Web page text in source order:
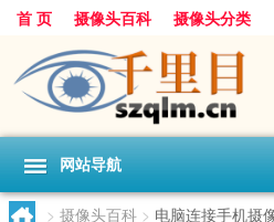
首 页 摄像头百科 摄像头分类
网站导航
> 摄像头百科 > 电脑连接手机摄